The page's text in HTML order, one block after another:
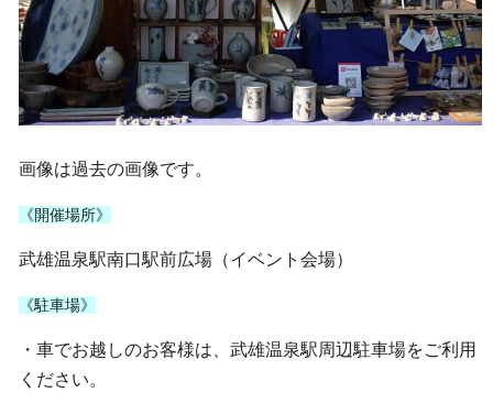
画像は過去の画像です。
《開催場所》
武雄温泉駅南口駅前広場（イベント会場）
《駐車場》
・車でお越しのお客様は、武雄温泉駅周辺駐車場をご利用
ください。